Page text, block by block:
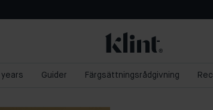
years Guider Färgsättningsrådgivning